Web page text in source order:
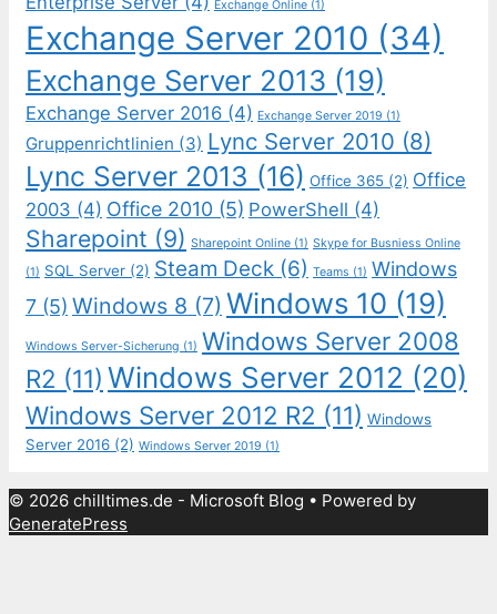
Exchange Online (1)
Exchange Server 2010 (34)
Exchange Server 2013 (19)
Exchange Server 2016 (4) Exchange Server 2019 (1)
Gruppenrichtlinien (3) Lync Server 2010 (8)
Lync Server 2013 (16) Office 365 (2) Office
2003 (4) Office 2010 (5) PowerShell (4)
Sharepoint (9) Sharepoint Online (1) Skype for Busniess Online
(1) SQL Server (2) Steam Deck (6) Teams (1) Windows
7 (5) Windows 8 (7) Windows 10 (19)
Windows Server-Sicherung (1) Windows Server 2008
R2 (11) Windows Server 2012 (20)
Windows Server 2012 R2 (11) Windows
Server 2016 (2) Windows Server 2019 (1)
© 2026 chilltimes.de - Microsoft Blog • Powered by
GeneratePress